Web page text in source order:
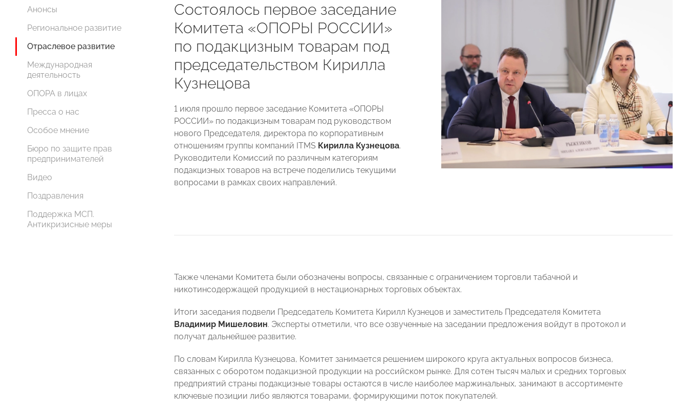
Анонсы
Региональное развитие
Отраслевое развитие
Международная
деятельность
ОПОРА в лицах
Пресса о нас
Особое мнение
Бюро по защите прав
предпринимателей
Видео
Поздравления
Поддержка МСП.
Антикризисные меры
Состоялось первое заседание
Комитета «ОПОРЫ РОССИИ»
по подакцизным товарам под
председательством Кирилла
Кузнецова
1 июля прошло первое заседание Комитета «ОПОРЫ
РОССИИ» по подакцизным товарам под руководством
нового Председателя, директора по корпоративным
отношениям группы компаний ITMS Кирилла Кузнецова.
Руководители Комиссий по различным категориям
подакцизных товаров на встрече поделились текущими
вопросами в рамках своих направлений.
Также членами Комитета были обозначены вопросы, связанные с ограничением торговли табачной и
никотинсодержащей продукцией в нестационарных торговых объектах.
Итоги заседания подвели Председатель Комитета Кирилл Кузнецов и заместитель Председателя Комитета
Владимир Мишеловин. Эксперты отметили, что все озвученные на заседании предложения войдут в протокол и
получат дальнейшее развитие.
По словам Кирилла Кузнецова, Комитет занимается решением широкого круга актуальных вопросов бизнеса,
связанных с оборотом подакцизной продукции на российском рынке. Для сотен тысяч малых и средних торговых
предприятий страны подакцизные товары остаются в числе наиболее маржинальных, занимают в ассортименте
ключевые позиции либо являются товарами, формирующими поток покупателей.